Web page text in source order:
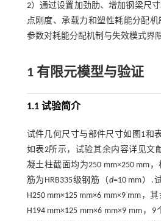
2）通过设置加劲肋、增加钢梁尺
点刚度、承载力和塑性耗能分配
参数对耗能分配机制与失效模式界
1 有限元模型与验证
1.1 试验简介
试件几何尺寸与部件尺寸如 图1和
如表2所示，试验其余内容详见文
凝土柱截面均为250 mm×250 mm
筋为HRB335级钢筋（ d=10 mm）.
H250 mm×125 mm×6 mm×9 mm，
H194 mm×125 mm×6 mm×9 mm